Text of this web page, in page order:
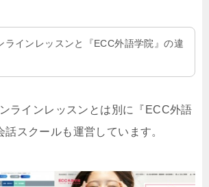
ラインレッスンと『ECC外語学院』の違
ラインレッスンとは別に『ECC外語
スクールも運営しています。